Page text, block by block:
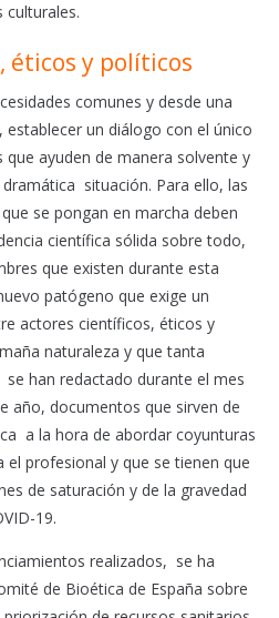
culturales.
éticos y políticos
comunes y desde una
un diálogo con el único
ayuden de manera solvente y
situación. Para ello, las
se pongan en marcha deben
científica sólida sobre todo,
que existen durante esta
patógeno que exige un
actores científicos, éticos y
naturaleza y que tanta
han redactado durante el mes
año, documentos que sirven de
a la hora de abordar coyunturas
el profesional y que se tienen que
de saturación y de la gravedad
19.
realizados, se ha
de Bioética de España sobre